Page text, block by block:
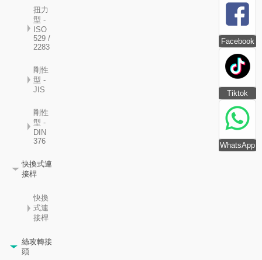
Facebook
Tiktok
WhatsApp
扭力
型 -
ISO
529 /
2283
剛性
型 -
JIS
剛性
型 -
DIN
376
快換式連
接桿
快換
式連
接桿
絲攻轉接
頭